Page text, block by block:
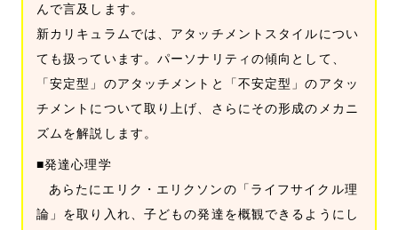
んで言及します。
新カリキュラムでは、アタッチメントスタイルについ
ても扱っています。パーソナリティの傾向として、
「安定型」のアタッチメントと「不安定型」のアタッ
チメントについて取り上げ、さらにその形成のメカニ
ズムを解説します。
■発達心理学
あらたにエリク・エリクソンの「ライフサイクル理
論」を取り入れ、子どもの発達を概観できるようにし